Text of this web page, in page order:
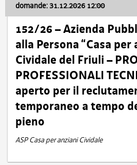
domande: 31.12.2026 12:00
152/26 – Azienda
alla Persona “Casa per
Cividale del Friuli –
PROFESSIONALI
aperto per il
temporaneo a tempo
pieno
ASP Casa per anziani Cividale